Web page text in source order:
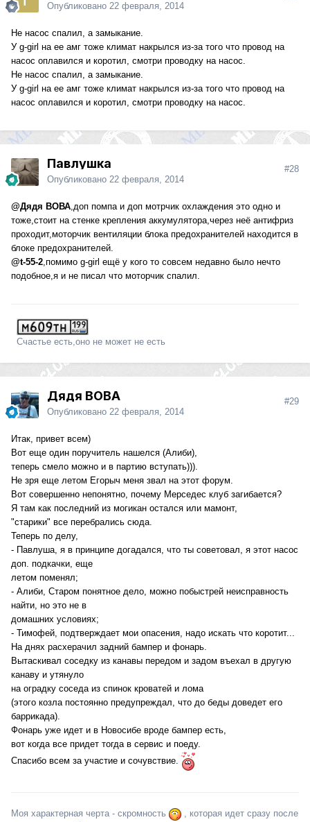
Опубликовано 22 февраля, 2014
Не насос спалил, а замыкание.
У g-girl на ее амг тоже климат накрылся из-за того что провод на
насос оплавился и коротил, смотри проводку на насос.
Не насос спалил, а замыкание.
У g-girl на ее амг тоже климат накрылся из-за того что провод на
насос оплавился и коротил, смотри проводку на насос.
Павлушка
Опубликовано 22 февраля, 2014
#28
@Дядя ВОВА,доп помпа и доп мотрчик охлаждения это одно и
тоже,стоит на стенке крепления аккумулятора,через неё антифриз
проходит,моторчик вентиляции блока предохранителей находится в
блоке предохранителей.
@t-55-2,помимо g-girl ещё у кого то совсем недавно было нечто
подобное,я и не писал что моторчик спалил.
Счастье есть,оно не может не есть
Дядя ВОВА
Опубликовано 22 февраля, 2014
#29
Итак, привет всем)
Вот еще один поручитель нашелся (Алиби),
теперь смело можно и в партию вступать))).
Не зря еще летом Егорыч меня звал на этот форум.
Вот совершенно непонятно, почему Мерседес клуб загибается?
Я там как последний из могикан остался или мамонт,
"старики" все перебрались сюда.
Теперь по делу,
- Павлуша, я в принципе догадался, что ты советовал, я этот насос
доп. подкачки, еще
летом поменял;
- Алиби, Старом понятное дело, можно побыстрей неисправность
найти, но это не в
домашних условиях;
- Тимофей, подтверждает мои опасения, надо искать что коротит...
На днях расхерачил задний бампер и фонарь.
Вытаскивал соседку из канавы передом и задом въехал в другую
канаву и утянуло
на оградку соседа из спинок кроватей и лома
(этого козла постоянно предупреждал, что до беды доведет его
баррикада).
Фонарь уже идет и в Новосибе вроде бампер есть,
вот когда все придет тогда в сервис и поеду.
Спасибо всем за участие и сочувствие.
Моя характерная черта - скромность
, которая идет сразу после